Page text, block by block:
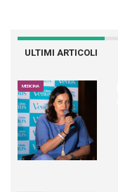
ULTIMI ARTICOLI
MEDICINA